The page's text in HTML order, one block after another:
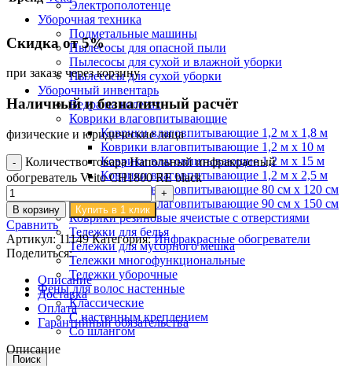
Электрополотенце
Уборочная техника
Подметальные машины
Пылесосы для опасной пыли
Пылесосы для сухой и влажной уборки
Пылесосы для сухой уборки
Уборочный инвентарь
Ведра на колесах
Коврики влаговпитывающие
Коврики влаговпитывающие 1,2 м х 1,8 м
Коврики влаговпитывающие 1,2 м х 10 м
Коврики влаговпитывающие 1,2 м х 15 м
Коврики влаговпитывающие 1,2 м х 2,5 м
Коврики влаговпитывающие 80 см х 120 см
Коврики влаговпитывающие 90 см х 150 см
Коврики резиновые ячеистые с отверстиями
Тележки для белья
Тележки для мусорного мешка
Тележки многофункциональные
Тележки уборочные
Фены для волос настенные
Классические
С настенным креплением
Со шлангом
Поиск
Скидка от 5%
при заказе через корзину
Наличный и безналичный расчёт
физические и юридические лица
Количество товара Напольный инфракрасный
обогреватель Veito CH1800 RE black
В корзину Купить в 1 клик
Сравнить
Артикул:11149Категория: Инфракрасные обогреватели
Поделиться:
Описание
Доставка
Оплата
Гарантийный обязательства
Описание